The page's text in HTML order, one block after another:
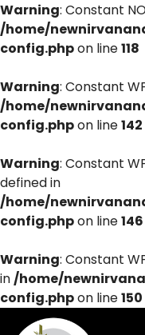
Warning: Constant
/home/
config.phpon line118
Warning: Constant
/home/
config.phpon line142
Warning: Constant
defined in
/home/
config.phpon line146
Warning: Constant
in/home/
config.phpon line150